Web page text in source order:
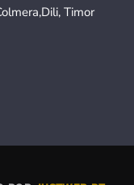
Timor